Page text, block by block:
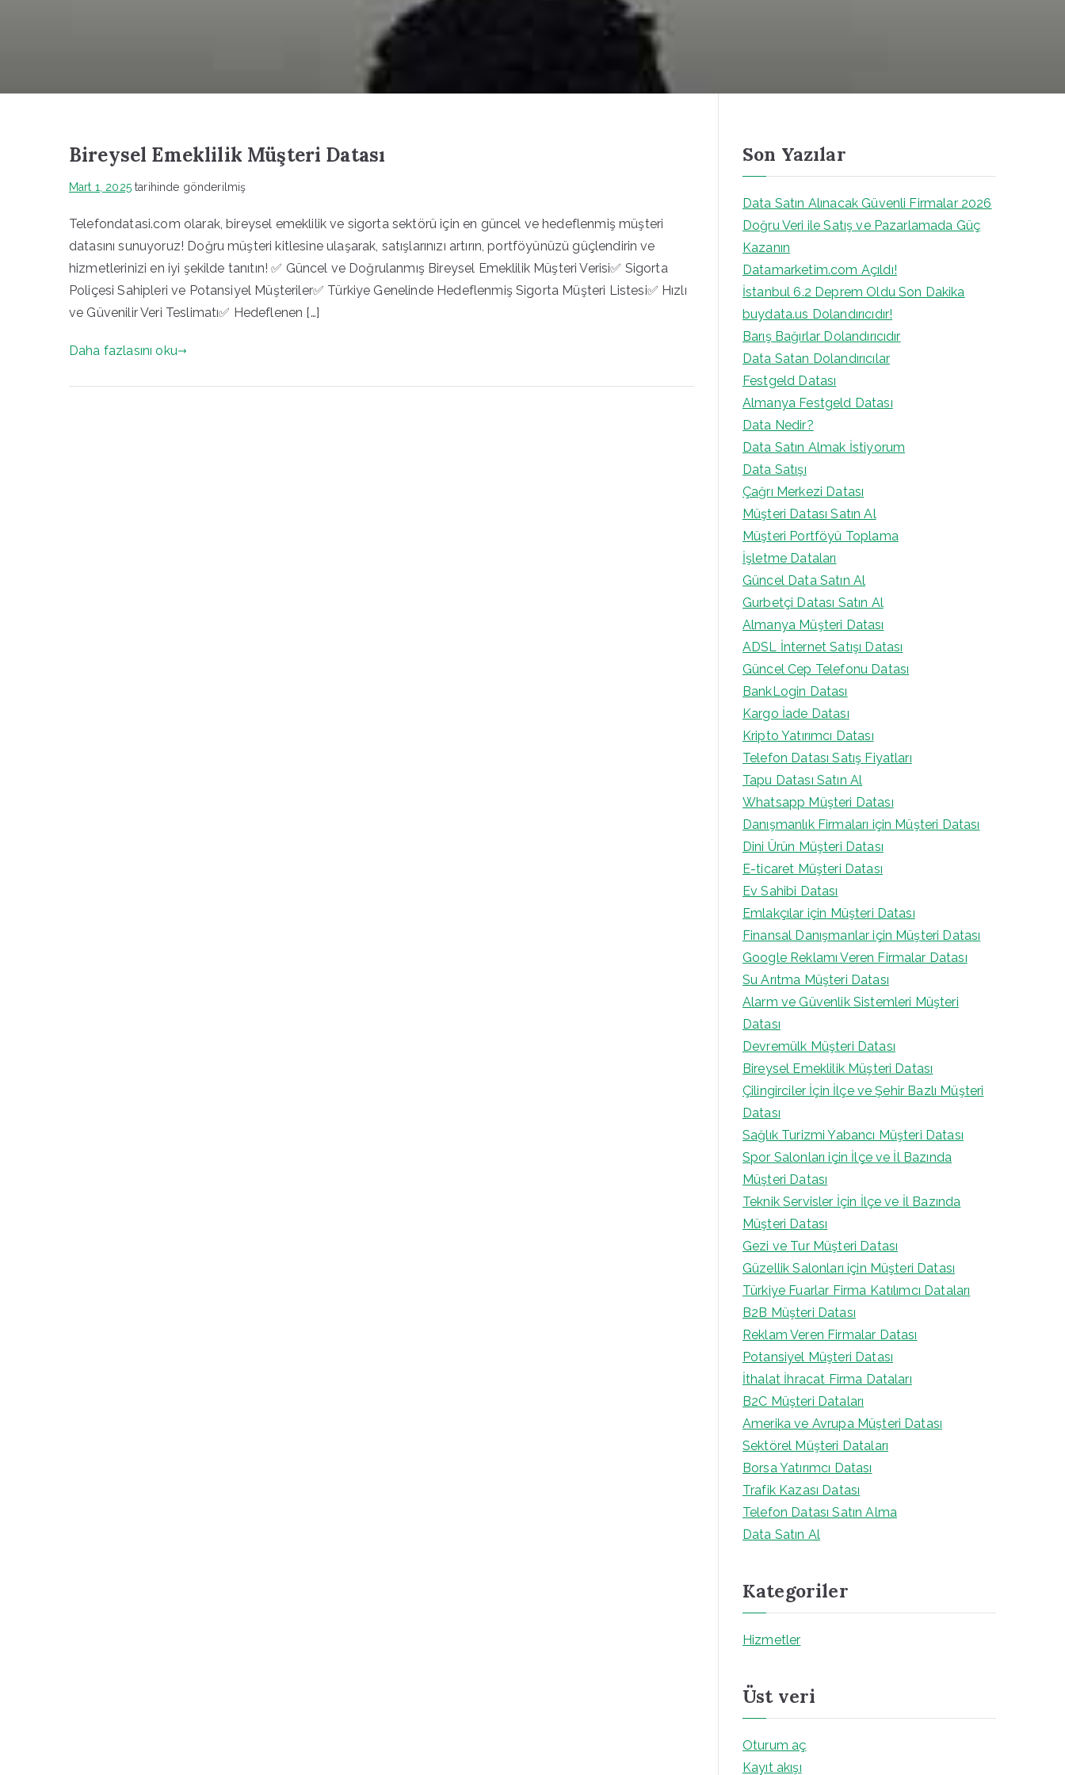
Bireysel Emeklilik Müşteri Datası
Mart 1, 2025tarihinde gönderilmiş
Telefondatasi.com olarak, bireysel emeklilik ve sigorta sektörü için en güncel ve hedeflenmiş müşteri
datasını sunuyoruz! Doğru müşteri kitlesine ulaşarak, satışlarınızı artırın, portföyünüzü güçlendirin ve
hizmetlerinizi en iyi şekilde tanıtın! ✅ Güncel ve Doğrulanmış Bireysel Emeklilik Müşteri Verisi✅ Sigorta
Poliçesi Sahipleri ve Potansiyel Müşteriler✅ Türkiye Genelinde Hedeflenmiş Sigorta Müşteri Listesi✅ Hızlı
ve Güvenilir Veri Teslimatı✅ Hedeflenen […]
Daha fazlasını oku
Son Yazılar
Data Satın Alınacak Güvenli Firmalar 2026
Doğru Veri ile Satış ve Pazarlamada Güç
Kazanın
Datamarketim.com Açıldı!
İstanbul 6.2 Deprem Oldu Son Dakika
buydata.us Dolandırıcıdır!
Barış Bağırlar Dolandırıcıdır
Data Satan Dolandırıcılar
Festgeld Datası
Almanya Festgeld Datası
Data Nedir?
Data Satın Almak İstiyorum
Data Satışı
Çağrı Merkezi Datası
Müşteri Datası Satın Al
Müşteri Portföyü Toplama
İşletme Dataları
Güncel Data Satın Al
Gurbetçi Datası Satın Al
Almanya Müşteri Datası
ADSL İnternet Satışı Datası
Güncel Cep Telefonu Datası
BankLogin Datası
Kargo İade Datası
Kripto Yatırımcı Datası
Telefon Datası Satış Fiyatları
Tapu Datası Satın Al
Whatsapp Müşteri Datası
Danışmanlık Firmaları için Müşteri Datası
Dini Ürün Müşteri Datası
E-ticaret Müşteri Datası
Ev Sahibi Datası
Emlakçılar için Müşteri Datası
Finansal Danışmanlar için Müşteri Datası
Google Reklamı Veren Firmalar Datası
Su Arıtma Müşteri Datası
Alarm ve Güvenlik Sistemleri Müşteri
Datası
Devremülk Müşteri Datası
Bireysel Emeklilik Müşteri Datası
Çilingirciler İçin İlçe ve Şehir Bazlı Müşteri
Datası
Sağlık Turizmi Yabancı Müşteri Datası
Spor Salonları için İlçe ve İl Bazında
Müşteri Datası
Teknik Servisler İçin İlçe ve İl Bazında
Müşteri Datası
Gezi ve Tur Müşteri Datası
Güzellik Salonları için Müşteri Datası
Türkiye Fuarlar Firma Katılımcı Dataları
B2B Müşteri Datası
Reklam Veren Firmalar Datası
Potansiyel Müşteri Datası
İthalat İhracat Firma Dataları
B2C Müşteri Dataları
Amerika ve Avrupa Müşteri Datası
Sektörel Müşteri Dataları
Borsa Yatırımcı Datası
Trafik Kazası Datası
Telefon Datası Satın Alma
Data Satın Al
Kategoriler
Hizmetler
Üst veri
Oturum aç
Kayıt akışı